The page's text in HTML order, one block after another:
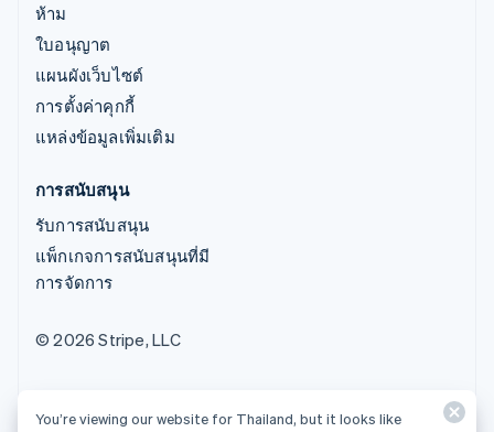
ห้าม
ใบอนุญาต
แผนผังเว็บไซต์
การตั้งค่าคุกกี้
แหล่งข้อมูลเพิ่มเติม
การสนับสนุน
รับการสนับสนุน
แพ็กเกจการสนับสนุนที่มี
การจัดการ
© 2026 Stripe, LLC
You’re viewing our website for Thailand, but it looks like